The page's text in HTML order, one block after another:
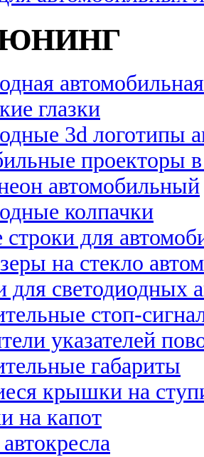
глазки
3d логотипы
проекторы
автомобильный
колпачки
для
на стекло
для светодиодных
стоп-
указателей
габариты
крышки на
на капот